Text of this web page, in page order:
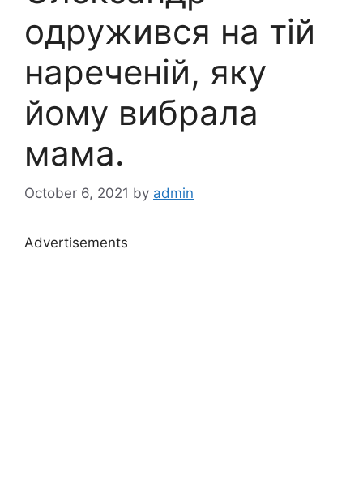
одружився на тій
нареченій, яку
йому вибрала
мама.
October 6, 2021 by admin
Advertisements